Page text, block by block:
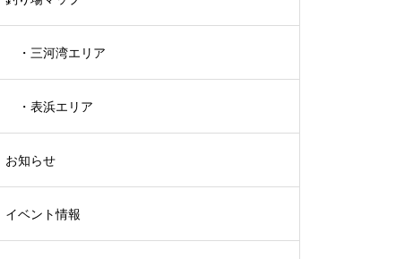
・三河湾エリア
・表浜エリア
お知らせ
イベント情報